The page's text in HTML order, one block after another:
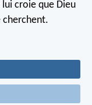
croie que Dieu
cherchent.